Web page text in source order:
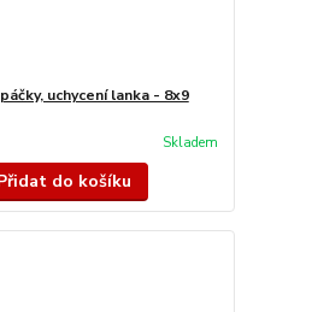
uchycení lanka - 8x9
Skladem
do košíku